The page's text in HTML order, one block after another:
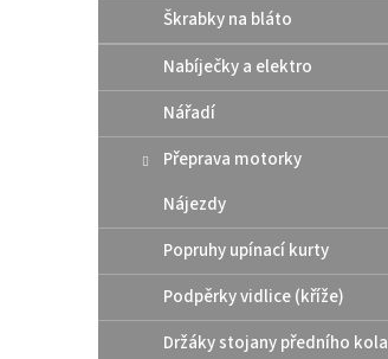
Škrabky na bláto
Nabíječky a elektro
Nářadí
Přeprava motorky
Nájezdy
Popruhy upínací kurty
Podpěrky vidlice (kříže)
Držáky stojany předního kola